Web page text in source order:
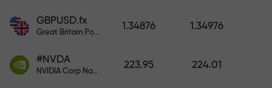
GBPUSD.fx
Great Britain Pound vs US Dollar
1.34876 1.34976
#NVDA
NVIDIA Corp Nasdaq Stock Exchange (Nasdaq) USD
223.95 224.01